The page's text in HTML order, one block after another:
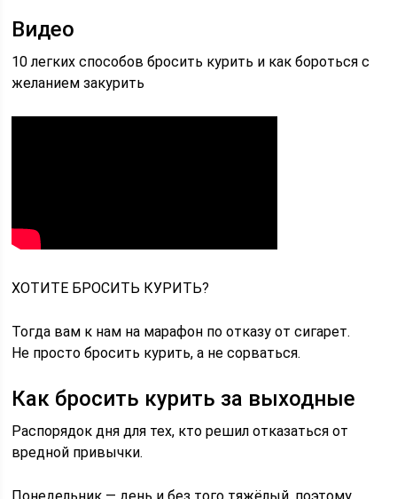
Видео
10 легких способов бросить курить и как бороться с
желанием закурить
ХОТИТЕ БРОСИТЬ КУРИТЬ?
Тогда вам к нам на марафон по отказу от сигарет.
Не просто бросить курить, а не сорваться.
Как бросить курить за выходные
Распорядок дня для тех, кто решил отказаться от
вредной привычки.